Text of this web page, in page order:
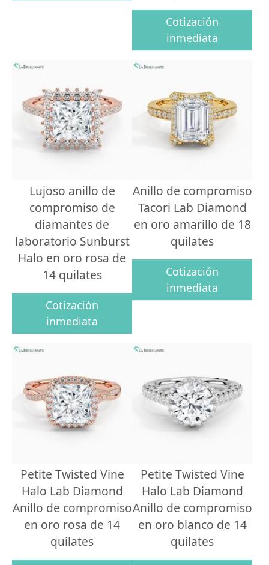
Cotización
inmediata
Lujoso anillo de
compromiso de
diamantes de
laboratorio Sunburst
Halo en oro rosa de
14 quilates
Cotización
inmediata
Anillo de compromiso
Tacori Lab Diamond
en oro amarillo de 18
quilates
Cotización
inmediata
Petite Twisted Vine
Halo Lab Diamond
Anillo de compromiso
en oro rosa de 14
quilates
Petite Twisted Vine
Halo Lab Diamond
Anillo de compromiso
en oro blanco de 14
quilates